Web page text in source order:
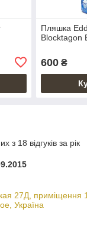
Пляшка
Blocktagon
600₴
з 18 відгуків за рік
27Д, приміщення
Україна